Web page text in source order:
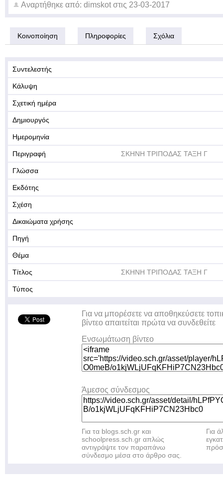
Αναρτήθηκε από: dimskot στις 23-03-2017
Κοινοποίηση Πληροφορίες Σχόλια
Συντελεστής
Κάλυψη
Σχετική ημέρα
Δημιουργός
Ημερομηνία
Περιγραφή ΣΚΗΝΗ ΤΡΙΠΟΔΑΣ ΤΑΞΗ Γ
Γλώσσα
Εκδότης
Σχέση
Δικαιώματα χρήσης
Πηγή
Θέμα
Τίτλος ΣΚΗΝΗ ΤΡΙΠΟΔΑΣ ΤΑΞΗ Γ
Τύπος
Για να μπορέσετε να αποθηκεύσετε
βίντεο απαιτείται πρώτα να συνδεθείτε
Ενσωμάτωση βίντεο
Άμεσος σύνδεσμος
Για τα blogs.sch.gr και
schoolpress.sch.gr απλώς
αντιγράψτε τον παραπάνω
σύνδεσμο μέσα στο άρθρο σας.
Για